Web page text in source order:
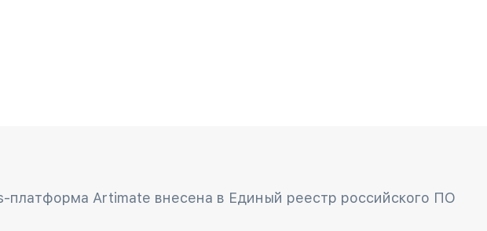
платформа Artimate внесена в Единый реестр российского ПО